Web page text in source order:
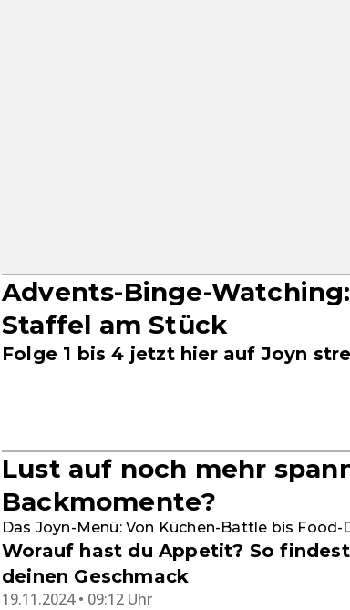
Advents-Binge-
Staffel am Stück
Folge 1 bis 4 jetzt hier auf Joyn
Lust auf noch mehr
Backmomente?
Das Joyn-Menü: Von Küchen-Battle bis Food-
Worauf hast du Appetit? So
deinen Geschmack
19.11.2024 • 09:12 Uhr